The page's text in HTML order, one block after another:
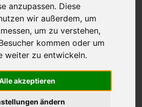
anzupassen. Diese
wir außerdem, um
um zu verstehen,
kommen oder um
weiter zu entwickeln.
akzeptieren
ändern